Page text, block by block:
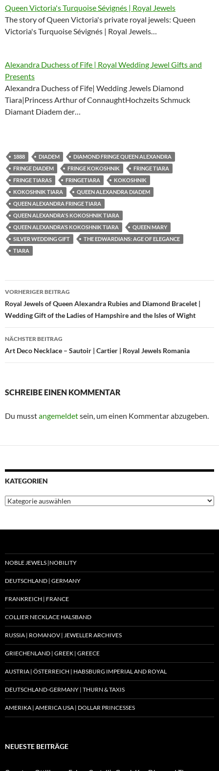
Queen Victoria's Turquoise Sévignés | Royal Jewels
The story of Queen Victoria's private royal jewels: Queen
Victoria's Turquoise Sévignés | Royal Jewels…
Alexandra Duchess of Fife | Royal Wedding Jewel Gifts and
Presents
Alexandra Duchess of Fife| Wedding Jewels Diamond
Tiara|Princess Arthur of ConnaughtHochzeits Schmuck
Diamant Diadem der…
1888 DIADEM
DIAMOND FRINGE QUEEN ALEXANDRA
FRINGE DIADEM
FRINGE KOKOSHNIK
FRINGE TIARA
FRINGE TIARAS
FRINGETIARA
KOKOSHNIK
KOKOSHNIK TIARA
QUEEN ALEXANDRA DIADEM
QUEEN ALEXANDRA FRINGE TIARA
QUEEN ALEXANDRA'S KOKOSHNIK TIARA
QUEEN ALEXANDRA’S KOKOSHNIK TIARA
QUEEN MARY
SILVER WEDDING GIFT
THE EDWARDIANS: AGE OF ELEGANCE
TIARA
Beitragsnavigation
VORHERIGER BEITRAG
Royal Jewels of Queen Alexandra Rubies and Diamond Bracelet |
Wedding Gift of the Ladies of Hampshire and the Isles of Wight
NÄCHSTER BEITRAG
Art Deco Necklace – Sautoir | Cartier | Royal Jewels Romania
SCHREIBE EINEN KOMMENTAR
Du musstangemeldetsein, um einen Kommentar abzugeben.
KATEGORIEN
Kategorien
NOBLE JEWELS |NOBILITY
DEUTSCHLAND | GERMANY
FRANKREICH | FRANCE
COLLIER NECKLACE HALSBAND
RUSSIA | ROMANOV | JEWELLER ARCHIVES
GRIECHENLAND | GREEK | GREECE
AUSTRIA | ÖSTERREICH | HABSBURG IMPERIAL AND ROYAL
DEUTSCHLAND-GERMANY | THURN & TAXIS
AMERIKA | AMERICA USA | DOLLAR PRINCESSES
NEUESTE BEITRÄGE